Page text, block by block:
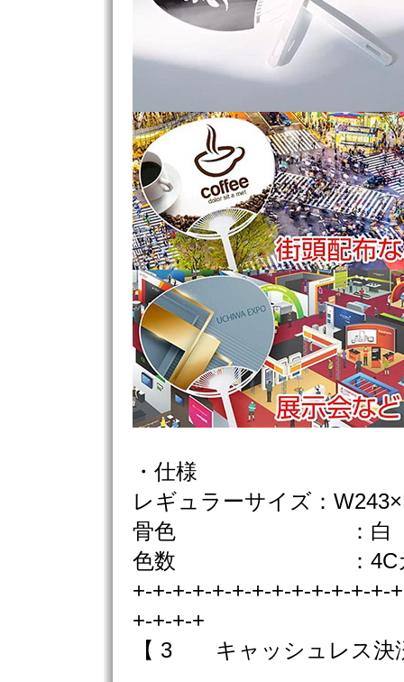
・仕様
レギュラーサイズ：
骨色 ：白
色数 ：4Cカラ
+-+-+-+-+-+-+-+-+-+-+-+-+-
+-+-+-+
【 3 キャッシュレス決